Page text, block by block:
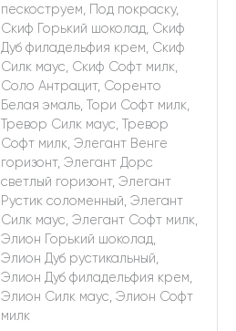
пескоструем, Под покраску,
Скиф Горький шоколад, Скиф
Дуб филадельфия крем, Скиф
Силк маус, Скиф Софт милк,
Соло Антрацит, Соренто
Белая эмаль, Тори Софт милк,
Тревор Силк маус, Тревор
Софт милк, Элегант Венге
горизонт, Элегант Дорс
светлый горизонт, Элегант
Рустик соломенный, Элегант
Силк маус, Элегант Софт милк,
Элион Горький шоколад,
Элион Дуб рустикальный,
Элион Дуб филадельфия крем,
Элион Силк маус, Элион Софт
милк